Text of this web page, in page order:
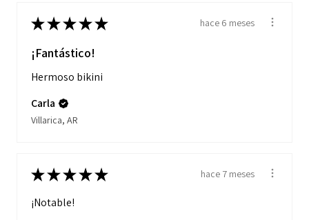
★★★★★ hace 6 meses
¡Fantástico!
Hermoso bikini
Carla
Villarica, AR
★★★★★ hace 7 meses
¡Notable!